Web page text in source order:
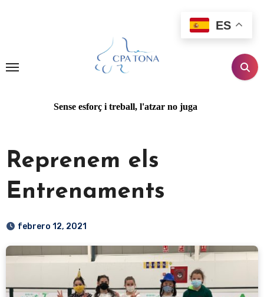
Sense esforç i treball, l'atzar no juga
Reprenem els
Entrenaments
febrero 12, 2021
ES